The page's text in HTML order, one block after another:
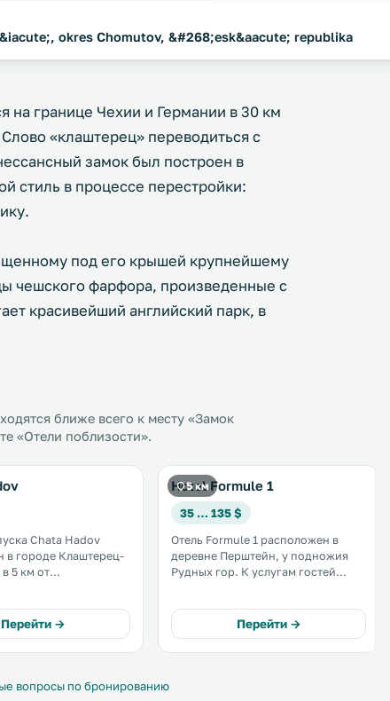
okres Chomutov, &#268;esk&aacute; republika
на границе Чехии и Германии в 30 км
«клаштерец» переводиться с
замок был построен в
стиль в процессе перестройки:
под его крышей крупнейшему
чешского фарфора, произведенные с
красивейший английский парк, в
ближе всего к месту «Замок
«Отели поблизости».
Chata Hadov
в городе Клаштерец-
5 км от
до
км. .
Перейти →
5 км
Hotel Formule 1
35 … 135 $
Отель Formule 1 расположен в
деревне Перштейн, у подножия
Рудных гор. К услугам гостей
Кроме того, предоставляется 1
бесплатное посещение детского
развлекательного парка на
Перейти →
вопросы по бронированию